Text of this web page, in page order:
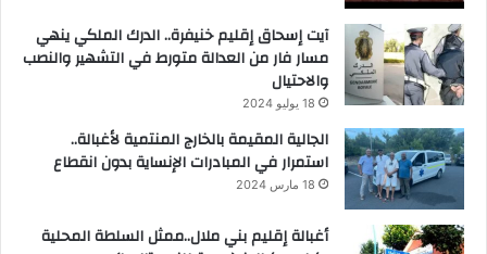
آيت إسحاق إقليم خنيفرة.. الدرك الملكي ينهي
مسار فار من العدالة متورط في التشهير والنصب
والاحتيال
18 يوليو 2024
الجالية المقيمة بالخارج المنتمية لأغبالة..
استمرار في المبادرات الإنساية بدون انقطاع
18 مارس 2024
أغبالة إقليم بني ملال..ممثل السلطة المحلية